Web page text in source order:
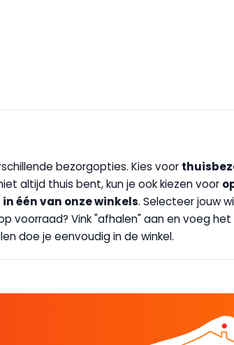
bezorgopties. Kies voor
altijd thuis bent, kun je ook kiezen voor
één van onze winkels. Selecteer jouw
voorraad? Vink "afhalen" aan en voeg
doe je eenvoudig in de winkel.